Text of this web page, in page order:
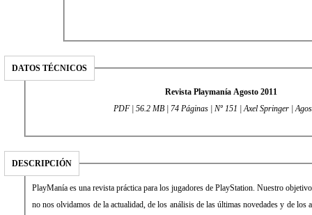
DATOS TÉCNICOS
Revista Playmanía Agosto 2011
PDF | 56.2 MB | 74 Páginas | Nº 151 | Axel Springer |
DESCRIPCIÓN
PlayManía es una revista práctica para los jugadores de PlayStation. Nuestro
no nos olvidamos de la actualidad, de los análisis de las últimas novedades y de los